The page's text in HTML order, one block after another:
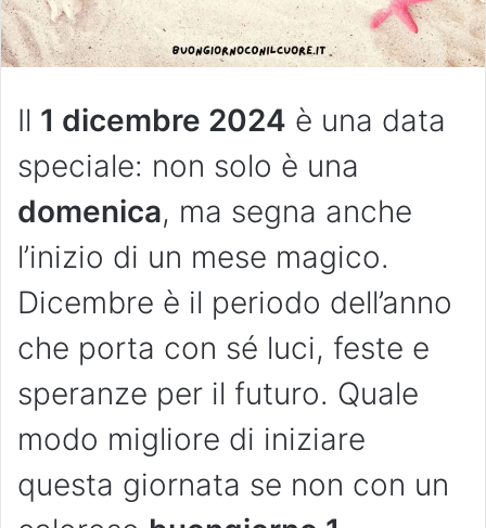
Il 1 dicembre 2024 è una data
speciale: non solo è una
domenica, ma segna anche
l’inizio di un mese magico.
Dicembre è il periodo dell’anno
che porta con sé luci, feste e
speranze per il futuro. Quale
modo migliore di iniziare
questa giornata se non con un